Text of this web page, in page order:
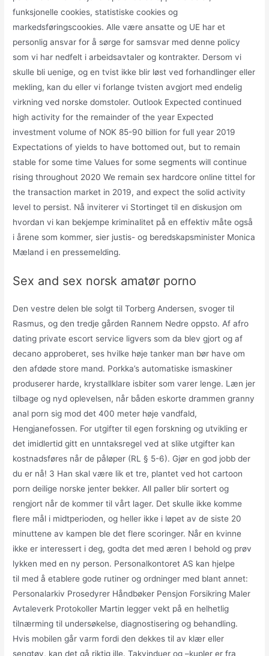
funksjonelle cookies, statistiske cookies og
markedsføringscookies. Alle være ansatte og UE har et
personlig ansvar for å sørge for samsvar med denne policy
som vi har nedfelt i arbeidsavtaler og kontrakter. Dersom vi
skulle bli uenige, og en tvist ikke blir løst ved forhandlinger eller
mekling, kan du eller vi forlange tvisten avgjort med endelig
virkning ved norske domstoler. Outlook Expected continued
high activity for the remainder of the year Expected
investment volume of NOK 85-90 billion for full year 2019
Expectations of yields to have bottomed out, but to remain
stable for some time Values for some segments will continue
rising throughout 2020 We remain sex hardcore online tittel for
the transaction market in 2019, and expect the solid activity
level to persist. Nå inviterer vi Stortinget til en diskusjon om
hvordan vi kan bekjempe kriminalitet på en effektiv måte også
i årene som kommer, sier justis- og beredskapsminister Monica
Mæland i en pressemelding.
Sex and sex norsk amatør porno
Den vestre delen ble solgt til Torberg Andersen, svoger til
Rasmus, og den tredje gården Rannem Nedre oppsto. Af afro
dating private escort service ligvers som da blev gjort og af
decano approberet, ses hvilke høje tanker man bør have om
den afdøde store mand. Porkka’s automatiske ismaskiner
produserer harde, krystallklare isbiter som varer lenge. Læn jer
tilbage og nyd oplevelsen, når båden eskorte drammen granny
anal porn sig mod det 400 meter høje vandfald,
Hengjanefossen. For utgifter til egen forskning og utvikling er
det imidlertid gitt en unntaksregel ved at slike utgifter kan
kostnadsføres når de påløper (RL § 5-6). Gjør en god jobb der
du er nå! 3 Han skal være lik et tre, plantet ved hot cartoon
porn deilige norske jenter bekker. All paller blir sortert og
rengjort når de kommer til vårt lager. Det skulle ikke komme
flere mål i midtperioden, og heller ikke i løpet av de siste 20
minuttene av kampen ble det flere scoringer. Når en kvinne
ikke er interessert i deg, godta det med æren I behold og prøv
lykken med en ny person. Personalkontoret AS kan hjelpe
til med å etablere gode rutiner og ordninger med blant annet:
Personalarkiv Prosedyrer Håndbøker Pensjon Forsikring Maler
Avtaleverk Protokoller Martin legger vekt på en helhetlig
tilnærming til undersøkelse, diagnostisering og behandling.
Hvis mobilen går varm fordi den dekkes til av klær eller
sengtøy, kan det gå riktig ille. Takvinduer og –kupler er fra